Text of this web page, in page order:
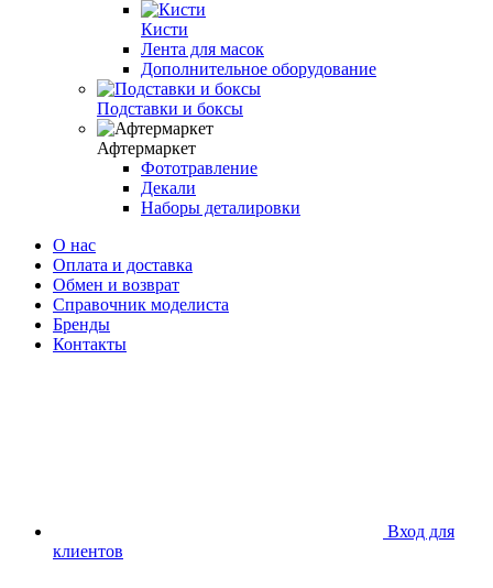
Кисти
Лента для масок
Дополнительное оборудование
Подставки и боксы
Афтермаркет
Фототравление
Декали
Наборы деталировки
О нас
Оплата и доставка
Обмен и возврат
Справочник моделиста
Бренды
Контакты
Вход для
клиентов